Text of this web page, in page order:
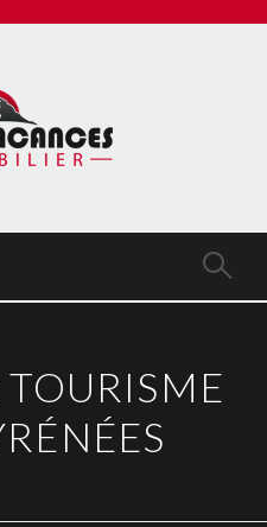
TOURISME